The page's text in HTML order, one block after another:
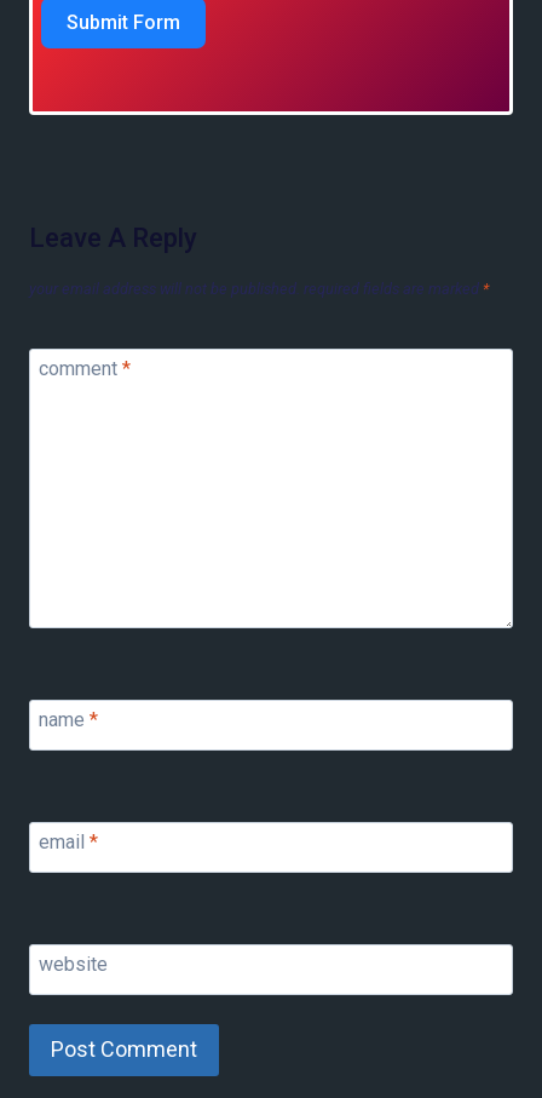
Submit Form
Leave A Reply
your email address will not be published. required fields are marked *
comment *
name *
email *
website